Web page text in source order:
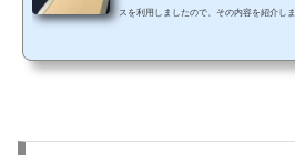
スを利用しましたので、その内容を紹介し
トが座席に用意されていました。 サイドテ